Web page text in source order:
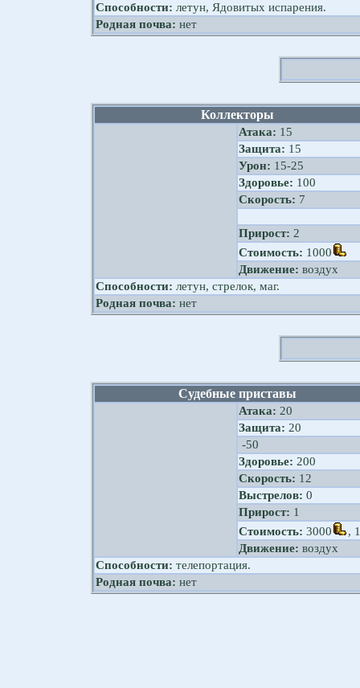
Способности: летун, Ядовитых испарения.
Родная почва: нет
Коллекторы
Атака: 15
Защита: 15
Урон: 15-25
Здоровье: 100
Скорость: 7
Прирост: 2
Стоимость: 1000
Движение: воздух
Способности: летун, стрелок, маг.
Родная почва: нет
Судебные приставы
Атака: 20
Защита: 20
-50
Здоровье: 200
Скорость: 12
Выстрелов: 0
Прирост: 1
Стоимость: 3000
, 1
Движение: воздух
Способности: телепортация.
Родная почва: нет